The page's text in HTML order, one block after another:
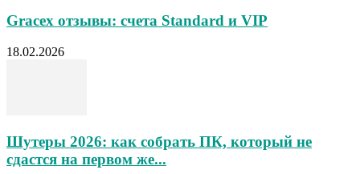
Gracex отзывы: счета Standard и VIP
18.02.2026
Шутеры 2026: как собрать ПК, который не
сдастся на первом же...